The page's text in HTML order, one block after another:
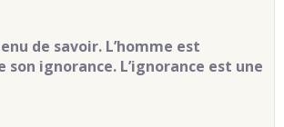
de savoir. L’homme est
son ignorance. L’ignorance est une